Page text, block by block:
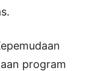
program